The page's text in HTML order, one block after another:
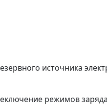
источника
режимов